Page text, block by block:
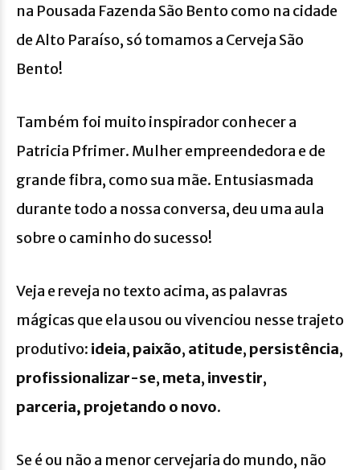
na Pousada Fazenda São Bento como na cidade
de Alto Paraíso, só tomamos a Cerveja São
Bento!
Também foi muito inspirador conhecer a
Patricia Pfrimer. Mulher empreendedora e de
grande fibra, como sua mãe. Entusiasmada
durante todo a nossa conversa, deu uma aula
sobre o caminho do sucesso!
Veja e reveja no texto acima, as palavras
mágicas que ela usou ou vivenciou nesse trajeto
produtivo: ideia, paixão, atitude, persistência,
profissionalizar-se, meta, investir,
parceria, projetando o novo.
Se é ou não a menor cervejaria do mundo, não